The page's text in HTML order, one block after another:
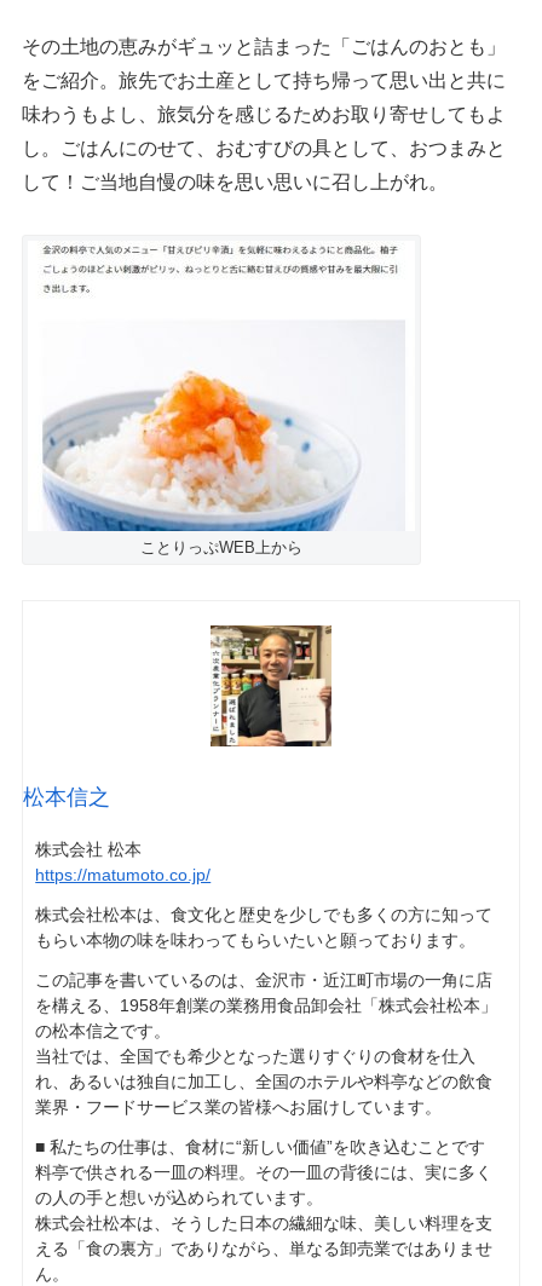
その土地の恵みがギュッと詰まった「ごはんのおとも」
をご紹介。旅先でお土産として持ち帰って思い出と共に
味わうもよし、旅気分を感じるためお取り寄せしてもよ
し。ごはんにのせて、おむすびの具として、おつまみと
して！ご当地自慢の味を思い思いに召し上がれ。
ことりっぷWEB上から
松本信之
株式会社 松本
https://matumoto.co.jp/
株式会社松本は、食文化と歴史を少しでも多くの方に知って
もらい本物の味を味わってもらいたいと願っております。
この記事を書いているのは、金沢市・近江町市場の一角に店
を構える、1958年創業の業務用食品卸会社「株式会社松本」
の松本信之です。
当社では、全国でも希少となった選りすぐりの食材を仕入
れ、あるいは独自に加工し、全国のホテルや料亭などの飲食
業界・フードサービス業の皆様へお届けしています。
■ 私たちの仕事は、食材に“新しい価値”を吹き込むことです
料亭で供される一皿の料理。その一皿の背後には、実に多く
の人の手と想いが込められています。
株式会社松本は、そうした日本の繊細な味、美しい料理を支
える「食の裏方」でありながら、単なる卸売業ではありませ
ん。